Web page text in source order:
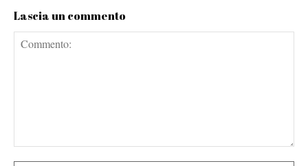
Lascia un commento